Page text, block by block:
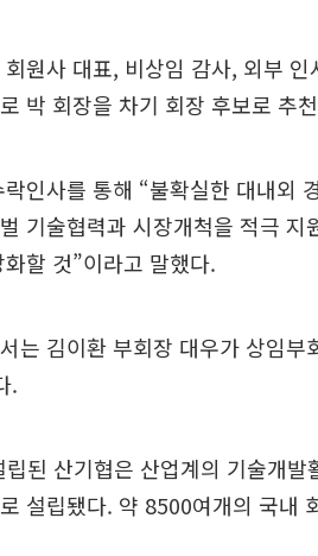
원사 대표, 비상임 감사, 외부
박 회장을 차기 회장 후보로 추
인사를 통해 “불확실한 대내외
기술협력과 시장개척을 적극
할 것”이라고 말했다.
는 김이환 부회장 대우가 상임
.
된 산기협은 산업계의 기술개
설립됐다. 약 8500여개의 국내